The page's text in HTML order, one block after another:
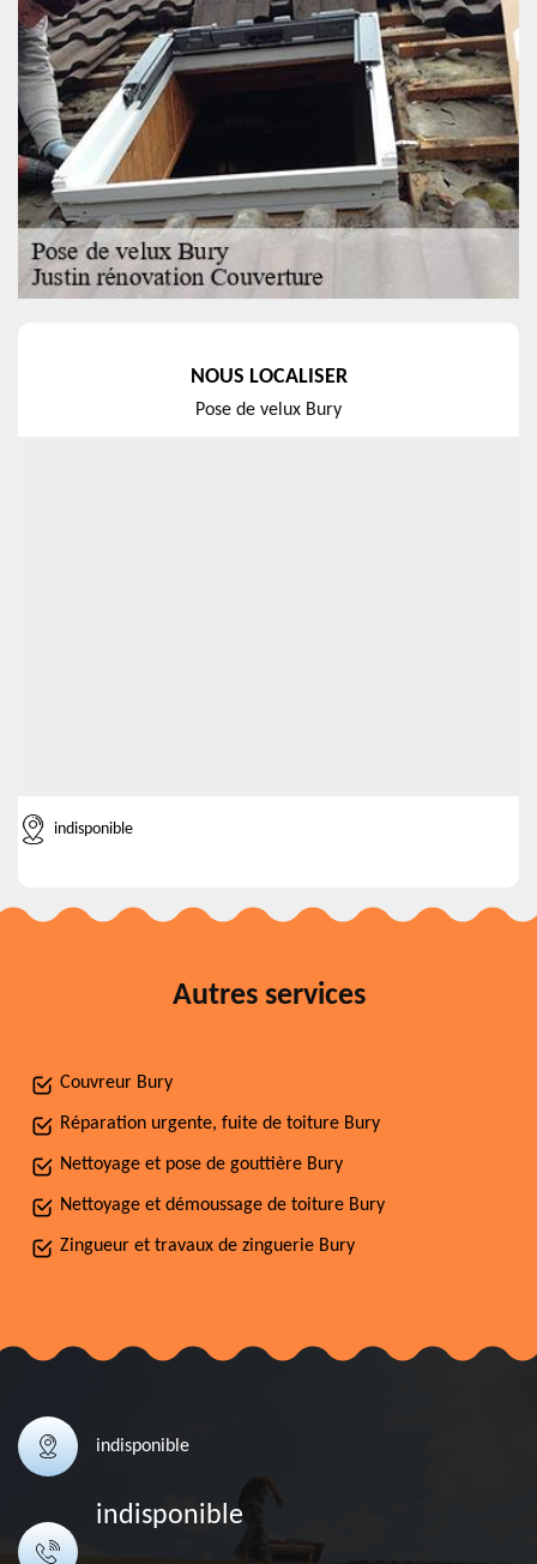
NOUS LOCALISER
Pose de velux Bury
indisponible
Autres services
Couvreur Bury
Réparation urgente, fuite de toiture Bury
Nettoyage et pose de gouttière Bury
Nettoyage et démoussage de toiture Bury
Zingueur et travaux de zinguerie Bury
indisponible
indisponible